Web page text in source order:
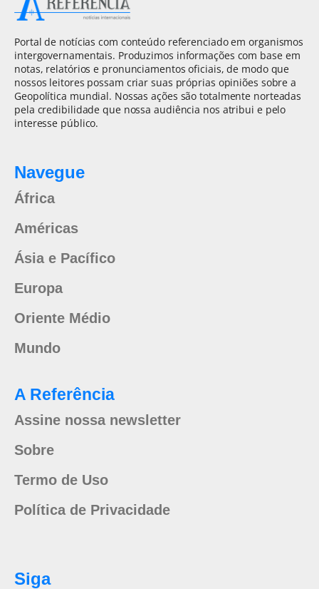
Portal de notícias com conteúdo referenciado em organismos
intergovernamentais. Produzimos informações com base em
notas, relatórios e pronunciamentos oficiais, de modo que
nossos leitores possam criar suas próprias opiniões sobre a
Geopolítica mundial. Nossas ações são totalmente norteadas
pela credibilidade que nossa audiência nos atribui e pelo
interesse público.
Navegue
África
Américas
Ásia e Pacífico
Europa
Oriente Médio
Mundo
A Referência
Assine nossa newsletter
Sobre
Termo de Uso
Política de Privacidade
Siga